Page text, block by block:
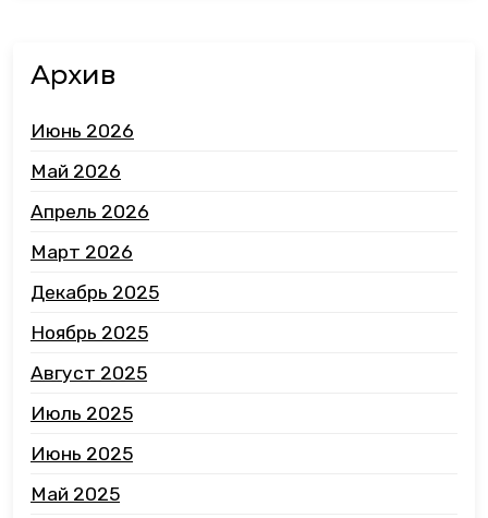
Архив
Июнь 2026
Май 2026
Апрель 2026
Март 2026
Декабрь 2025
Ноябрь 2025
Август 2025
Июль 2025
Июнь 2025
Май 2025